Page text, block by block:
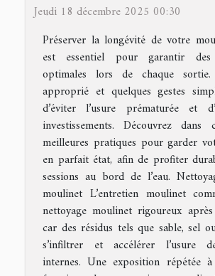
Jeudi 18 décembre 2025 00:30
Préserver la longévité de votre
est essentiel pour garantir des
optimales lors de chaque
approprié et quelques gestes
d’éviter l’usure prématurée et
investissements. Découvrez
meilleures pratiques pour garder
en parfait état, afin de profiter
sessions au bord de l’eau.
moulinet L’entretien moulinet
nettoyage moulinet rigoureux
car des résidus tels que sable, sel
s’infiltrer et accélérer l’usure
internes. Une exposition répétée